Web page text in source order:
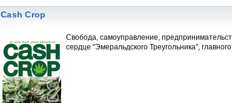
Cash Crop
Свобода, самоуправление,
сердце "Эмеральдского Треугольника",